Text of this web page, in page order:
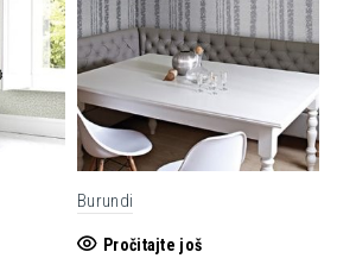
Burundi
Pročitajte još